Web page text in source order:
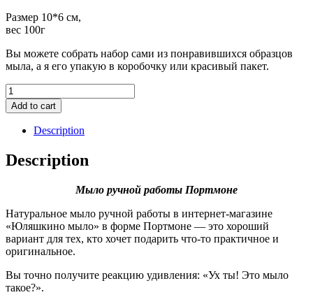
Размер 10*6 см,
вес 100г
Вы можете собрать набор сами из понравившихся образцов
мыла, а я его упакую в коробочку или красивый пакет.
Мыло
ручной
работы
Портмоне
quantity
Add to cart
Description
Description
Мыло ручной работы Портмоне
Натуральное мыло ручной работы в интернет-магазине
«Юляшкино мыло» в форме Портмоне — это хороший
вариант для тех, кто хочет подарить что-то практичное и
оригинальное.
Вы точно получите реакцию удивления: «Ух ты! Это мыло
такое?».